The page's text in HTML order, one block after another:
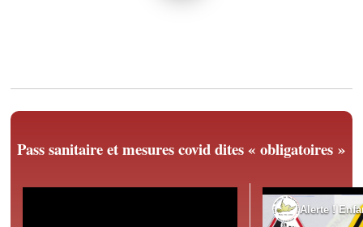
Pass sanitaire et mesures covid dites « obligatoires »